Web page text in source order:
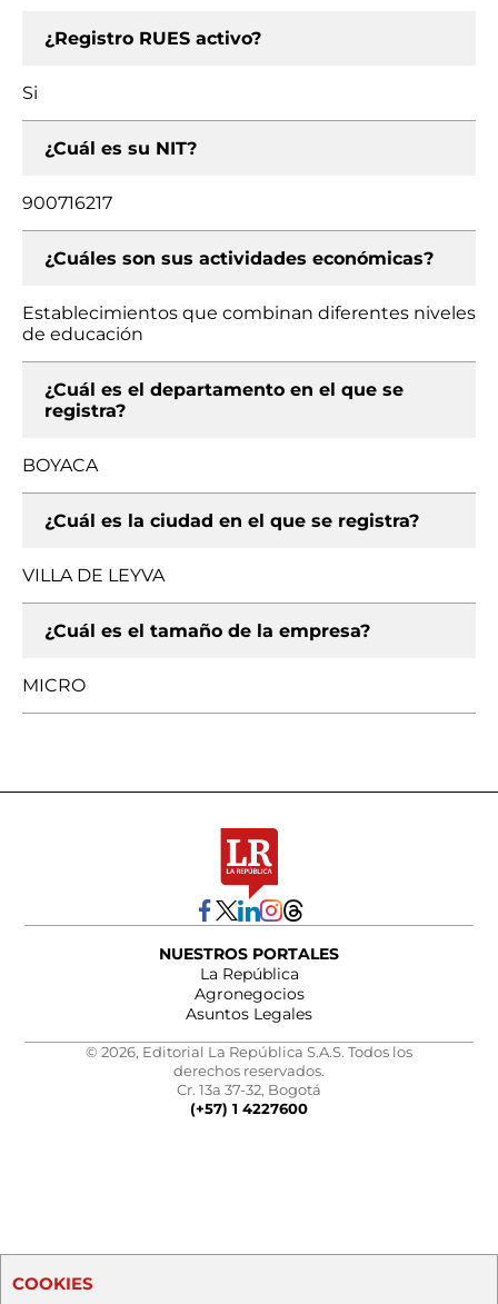
¿Registro RUES activo?
Si
¿Cuál es su NIT?
900716217
¿Cuáles son sus actividades económicas?
Establecimientos que combinan diferentes niveles
de educación
¿Cuál es el departamento en el que se
registra?
BOYACA
¿Cuál es la ciudad en el que se registra?
VILLA DE LEYVA
¿Cuál es el tamaño de la empresa?
MICRO
NUESTROS PORTALES
La República
Agronegocios
Asuntos Legales
© 2026, Editorial La República S.A.S. Todos los
derechos reservados.
Cr. 13a 37-32, Bogotá
(+57) 1 4227600
COOKIES